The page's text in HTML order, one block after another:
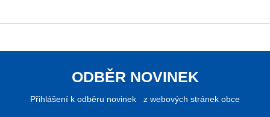
ODBĚR NOVINEK
Přihlášení k odběru novinek z webových stránek obce